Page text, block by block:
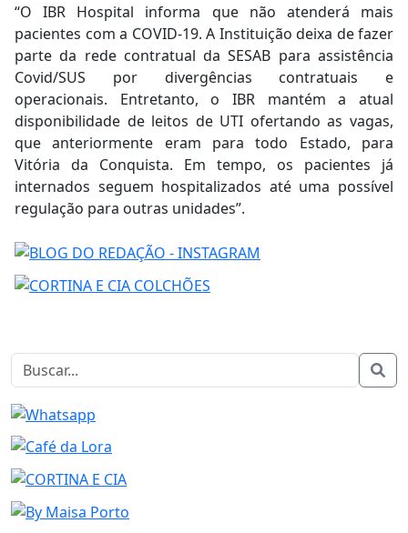
“O IBR Hospital informa que não atenderá mais
pacientes com a COVID-19. A Instituição deixa de fazer
parte da rede contratual da SESAB para assistência
Covid/SUS por divergências contratuais e
operacionais. Entretanto, o IBR mantém a atual
disponibilidade de leitos de UTI ofertando as vagas,
que anteriormente eram para todo Estado, para
Vitória da Conquista. Em tempo, os pacientes já
internados seguem hospitalizados até uma possível
regulação para outras unidades”.